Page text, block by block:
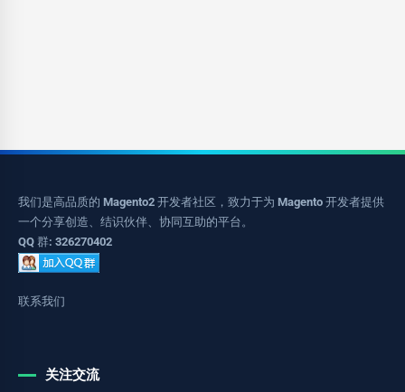
我们是高品质的 Magento2 开发者社区，致力于为 Magento 开发者提供
一个分享创造、结识伙伴、协同互助的平台。
QQ 群: 326270402
联系我们
关注交流